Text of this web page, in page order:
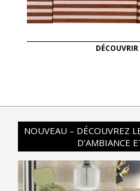
NOUVEAU – DÉCOUVREZ
D’AMBIANCE